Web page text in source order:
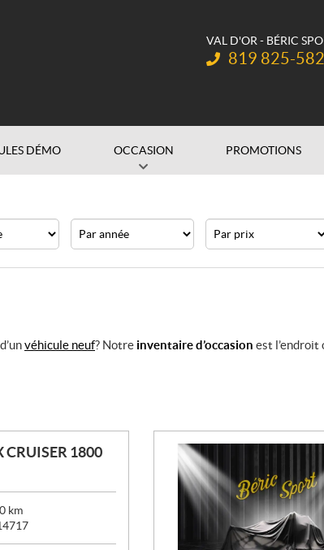
VAL D'OR - BÉRIC
Téléphone :
819 825-
DÉMO OCCASION PROMOTIONS
véhicule neuf? Notre inventaire d’occasion est
1800
km